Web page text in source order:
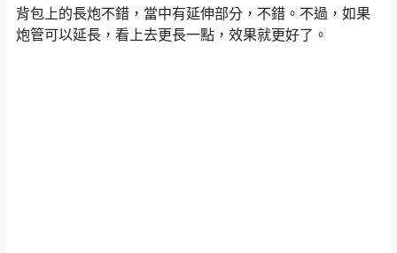
背包上的長炮不錯，當中有延伸部分，不錯。不過，如果
炮管可以延長，看上去更長一點，效果就更好了。